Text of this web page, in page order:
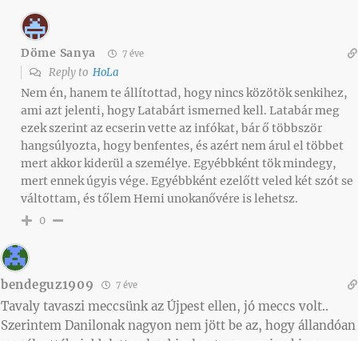
Döme Sanya 7 éve
Reply to HoLa
Nem én, hanem te állítottad, hogy nincs közötök senkihez,
ami azt jelenti, hogy Latabárt ismerned kell. Latabár meg
ezek szerint az ecserin vette az infókat, bár ő többször
hangsúlyozta, hogy benfentes, és azért nem árul el többet
mert akkor kiderül a személye. Egyébbként tök mindegy,
mert ennek úgyis vége. Egyébbként ezelőtt veled két szót se
váltottam, és tőlem Hemi unokanővére is lehetsz.
0
bendeguz1909 7 éve
Tavaly tavaszi meccsünk az Újpest ellen, jó meccs volt..
Szerintem Danilonak nagyon nem jött be az, hogy állandóan